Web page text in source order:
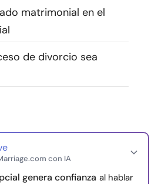
ES
matrimonial en el
de divorcio sea
con IA
genera confianza al hablar